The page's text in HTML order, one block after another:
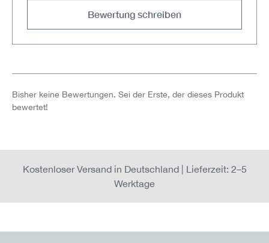
Bewertung schreiben
Bisher keine Bewertungen. Sei der Erste, der dieses Produkt
bewertet!
Kostenloser Versand in Deutschland | Lieferzeit: 2–5
Werktage